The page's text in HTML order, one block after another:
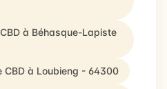
à Béhasque-Lapiste
à Loubieng - 64300